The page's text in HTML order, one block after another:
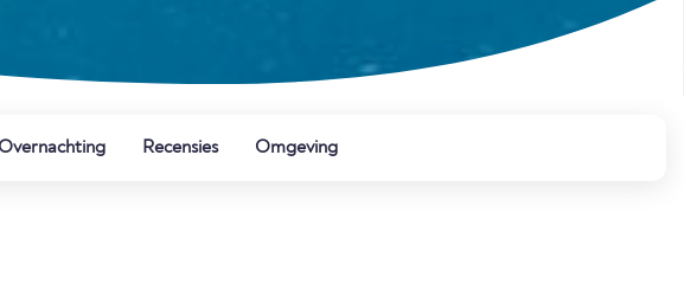
Overnachting Recensies Omgeving